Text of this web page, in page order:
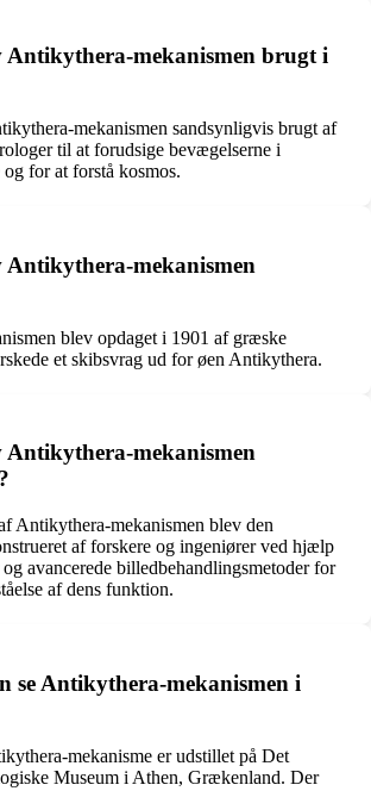
Antikythera-mekanismen brugt i
mekanismen sandsynligvis brugt af
til at forudsige bevægelserne i
for at forstå kosmos.
mekanismen
blev opdaget i 1901 af græske
et skibsvrag ud for øen Antikythera.
mekanismen
Antikythera-mekanismen blev den
af forskere og ingeniører ved hjælp
avancerede billedbehandlingsmetoder for
af dens funktion.
se Antikythera-mekanismen i
mekanisme er udstillet på Det
Museum i Athen, Grækenland. Der